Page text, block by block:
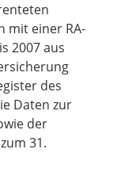
mit einer RA-
2007 aus
des
Daten zur
der
31.